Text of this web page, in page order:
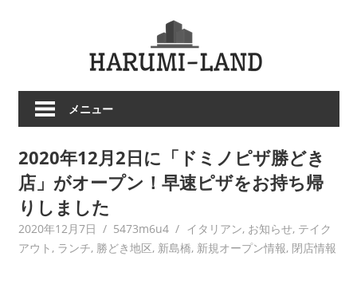
メニュー
2020年12月2日に「ドミノピザ勝どき
店」がオープン！早速ピザをお持ち帰
りしました
2020年12月7日 5473m6u4 イタリアン, お知らせ, テイク
アウト , ランチ, 勝どき地区, 新島橋, 新規オープン情報, 閉店情報